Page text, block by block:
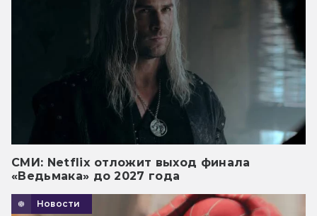
СМИ: Netflix отложит выход финала
«Ведьмака» до 2027 года
Новости